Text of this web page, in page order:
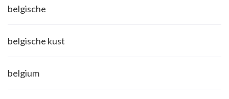
belgische
belgische kust
belgium